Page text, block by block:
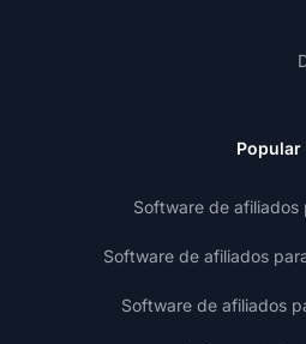
Popular
Software de afiliados
Software de afiliados
Software de afiliados